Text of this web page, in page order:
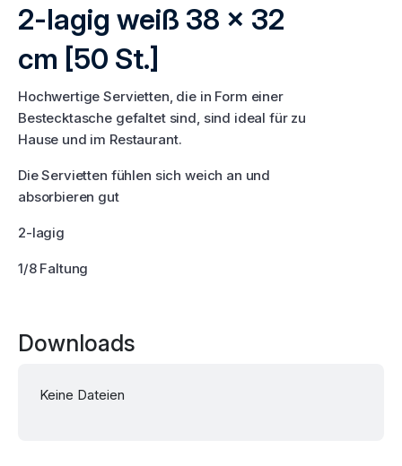
2-lagig weiß 38 x 32
cm [50 St.]
Hochwertige Servietten, die in Form einer
Bestecktasche gefaltet sind, sind ideal für zu
Hause und im Restaurant.
Die Servietten fühlen sich weich an und
absorbieren gut
2-lagig
1/8 Faltung
Downloads
Keine Dateien